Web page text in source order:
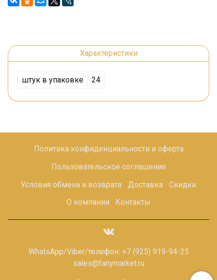
Характеристики
штук в упаковке 24
Политика конфиденциальности и оферта
Пользовательское соглашение
Условия обмена и возврата
Доставка
Скидки
О компании
Контакты
WhatsApp/Viber/телефон: +7 (925) 919-94-25
sales@fanymarket.ru